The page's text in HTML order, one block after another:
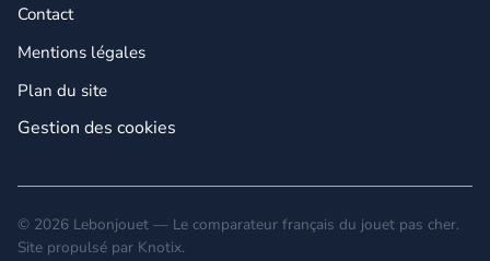
Contact
Mentions légales
Plan du site
Gestion des cookies
© 2026 Lebonjouet — Le comparateur français du jouet pas cher.
Site propulsé par Knotix.